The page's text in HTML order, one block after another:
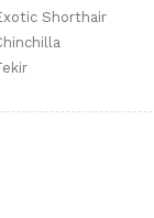
Shorthair